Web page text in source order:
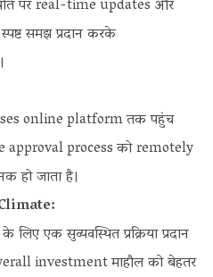
पर real-time updates और
समझ प्रदान करके
online platform तक पहुंच
process को remotely
हो जाता है।
एक सुव्यवस्थित प्रक्रिया प्रदान
investment माहौल को बेहतर